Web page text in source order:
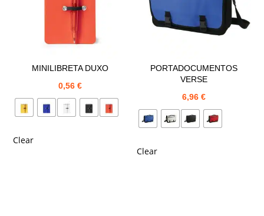
MINILIBRETA DUXO
0,56€
Clear
PORTADOCUMENTOS
VERSE
6,96 €
Clear